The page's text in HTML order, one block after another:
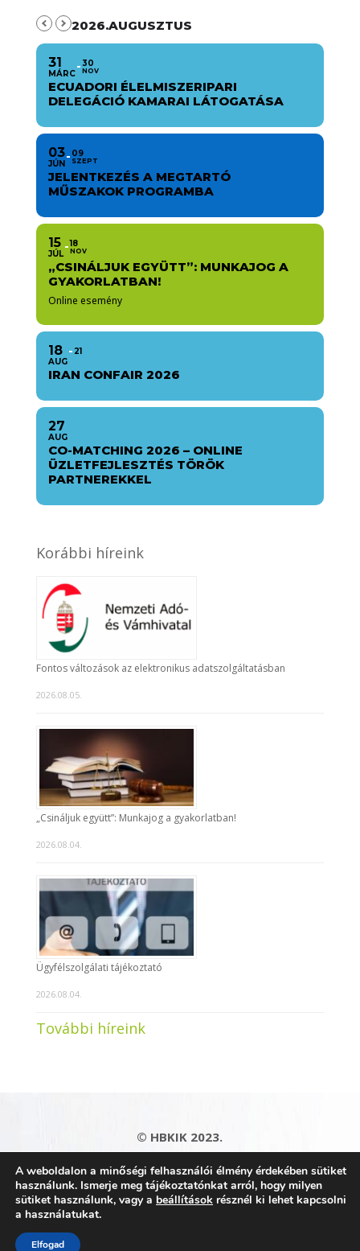
2026.AUGUSZTUS
31
MÁRC
30
NOV
ECUADORI ÉLELMISZERIPARI
DELEGÁCIÓ KAMARAI LÁTOGATÁSA
03
JÚN
09
SZEPT
JELENTKEZÉS A MEGTARTÓ
MŰSZAKOK PROGRAMBA
15
JÚL
18
NOV
„CSINÁLJUK EGYÜTT”: MUNKAJOG A
GYAKORLATBAN!
Online esemény
18
AUG
21
IRAN CONFAIR 2026
27
AUG
CO-MATCHING 2026 – ONLINE
ÜZLETFEJLESZTÉS TÖRÖK
PARTNEREKKEL
Korábbi híreink
Fontos változások az elektronikus adatszolgáltatásban
2026.08.05.
„Csináljuk együtt”: Munkajog a gyakorlatban!
2026.08.04.
Ügyfélszolgálati tájékoztató
2026.08.04.
További híreink
© HBKIK 2023.
Adatkezelési tájékoztató|Impresszum|
Kapcsolat|Honlaptérkép
A weboldalon a minőségi felhasználói élmény érdekében sütiket
használunk. Ismerje meg tájékoztatónkat arról, hogy milyen
sütiket használunk, vagy a beállítások résznél ki lehet kapcsolni
a használatukat.
Elfogad